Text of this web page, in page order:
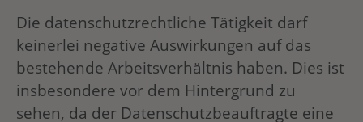
Die datenschutzrechtliche Tätigkeit darf
keinerlei negative Auswirkungen auf das
bestehende Arbeitsverhältnis haben. Dies ist
insbesondere vor dem Hintergrund zu
sehen, da der Datenschutzbeauftragte eine